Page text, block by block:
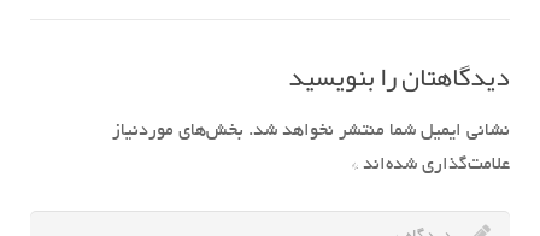
دیدگاهتان را بنویسید
نشانی ایمیل شما منتشر نخواهد شد. بخش‌های موردنیاز
علامت‌گذاری شده‌اند *